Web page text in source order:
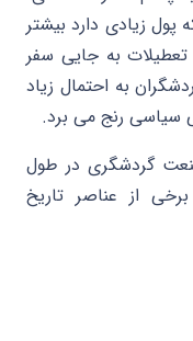
زیادی دارد بیشتر
تعطیلات به جایی سفر
به احتمال زیاد
سیاسی رنج می برد.
گردشگری در طول
از عناصر تاریخ